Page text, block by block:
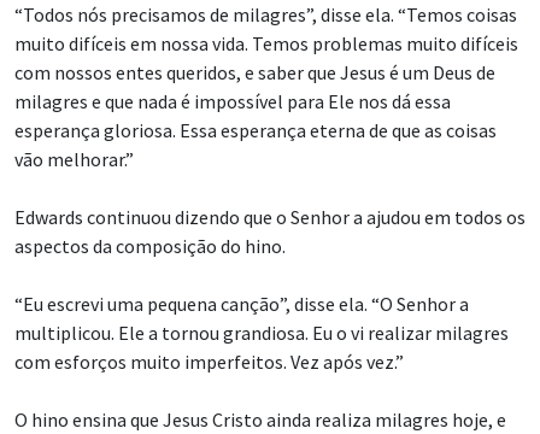
“Todos nós precisamos de milagres”, disse ela. “Temos coisas
muito difíceis em nossa vida. Temos problemas muito difíceis
com nossos entes queridos, e saber que Jesus é um Deus de
milagres e que nada é impossível para Ele nos dá essa
esperança gloriosa. Essa esperança eterna de que as coisas
vão melhorar.”
Edwards continuou dizendo que o Senhor a ajudou em todos os
aspectos da composição do hino.
“Eu escrevi uma pequena canção”, disse ela. “O Senhor a
multiplicou. Ele a tornou grandiosa. Eu o vi realizar milagres
com esforços muito imperfeitos. Vez após vez.”
O hino ensina que Jesus Cristo ainda realiza milagres hoje, e